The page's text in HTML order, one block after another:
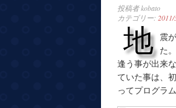
投稿者kobato
カテゴリー:
地
震
た
逢う事が出来
ていた事は、
ってプログラ